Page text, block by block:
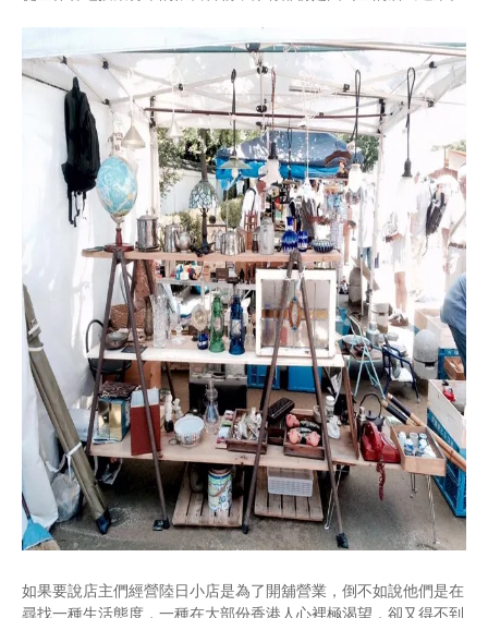
如果要說店主們經營陸日小店是為了開舖營業，倒不如說他們是在
尋找一種生活態度，一種在大部份香港人心裡極渴望，卻又得不到